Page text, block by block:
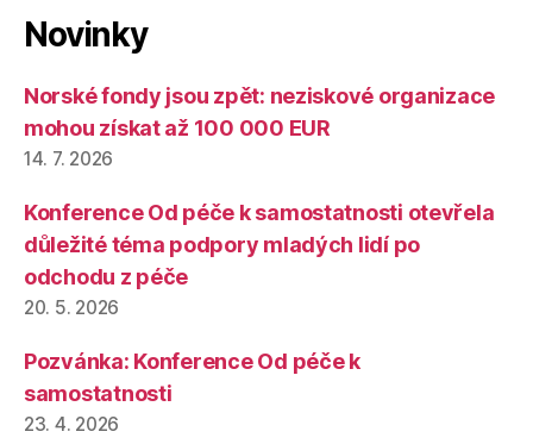
Novinky
Norské fondy jsou zpět: neziskové organizace
mohou získat až 100 000 EUR
14. 7. 2026
Konference Od péče k samostatnosti otevřela
důležité téma podpory mladých lidí po
odchodu z péče
20. 5. 2026
Pozvánka: Konference Od péče k
samostatnosti
23. 4. 2026